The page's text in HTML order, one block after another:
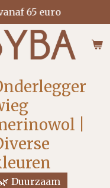
65 euro
|
🌿 Duurzaam